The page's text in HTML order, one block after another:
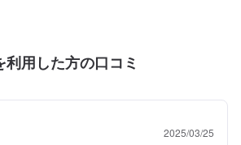
利用した方の口コミ
2025/03/25